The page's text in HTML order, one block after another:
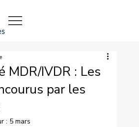
MDR/IVDR : Les
par les
: 5 mars